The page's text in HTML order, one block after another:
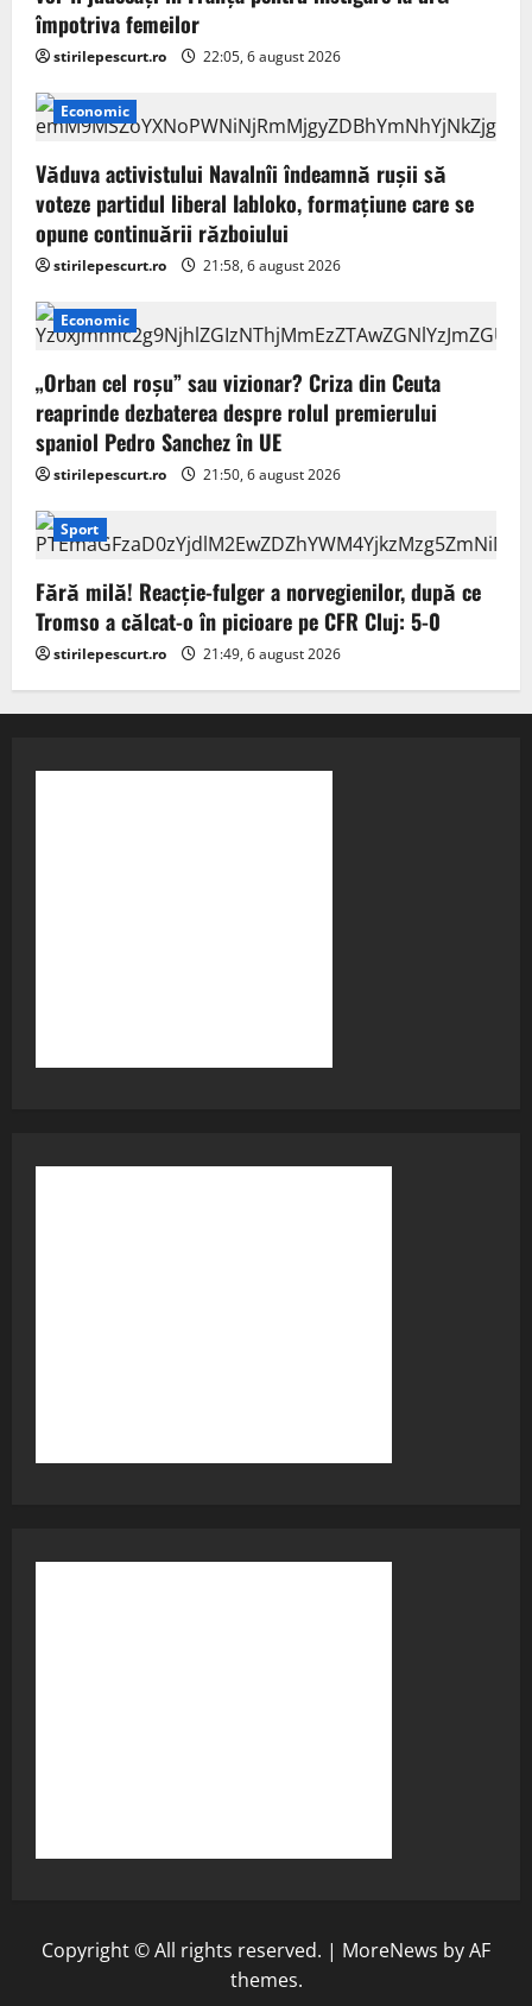
împotriva femeilor
stirilepescurt.ro 22:05, 6 august 2026
Economic
Văduva activistului Navalnîi îndeamnă ruşii să
voteze partidul liberal Iabloko, formațiune care se
opune continuării războiului
stirilepescurt.ro 21:58, 6 august 2026
Economic
„Orban cel roșu” sau vizionar? Criza din Ceuta
reaprinde dezbaterea despre rolul premierului
spaniol Pedro Sanchez în UE
stirilepescurt.ro 21:50, 6 august 2026
Sport
Fără milă! Reacție-fulger a norvegienilor, după ce
Tromso a călcat-o în picioare pe CFR Cluj: 5-0
stirilepescurt.ro 21:49, 6 august 2026
Copyright © All rights reserved. | MoreNews by AF
themes.